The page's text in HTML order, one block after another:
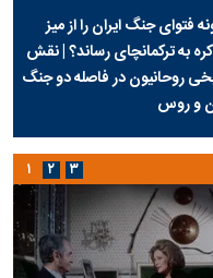
فتوای جنگ ایران را از میز
به ترکمانچای رساند؟ | نقش
روحانیون در فاصله دو جنگ
و روس
۱ ۲ ۳